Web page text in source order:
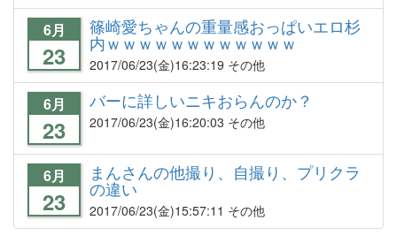
6月
23
篠崎愛ちゃんの重量感おっぱいエロ杉
内ｗｗｗｗｗｗｗｗｗｗｗｗ
2017/06/23(金)16:23:19 その他
6月
23
バーに詳しいニキおらんのか？
2017/06/23(金)16:20:03 その他
6月
23
まんさんの他撮り、自撮り、プリクラ
の違い
2017/06/23(金)15:57:11 その他